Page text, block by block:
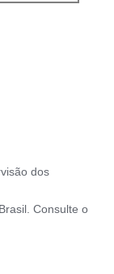
dos
Consulte o